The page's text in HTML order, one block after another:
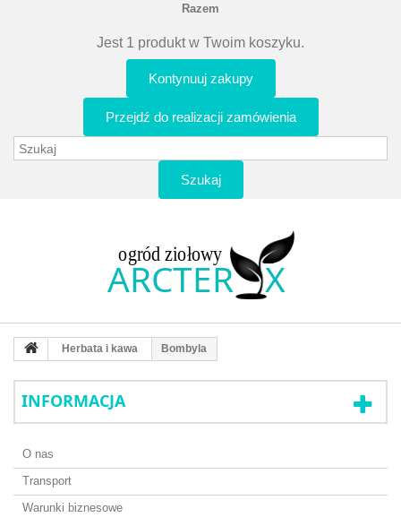
Razem
Jest 1 produkt w Twoim koszyku.
Kontynuuj zakupy
Przejdź do realizacji zamówienia
Szukaj
Herbata i kawa Bombyla
INFORMACJA
O nas
Transport
Warunki biznesowe